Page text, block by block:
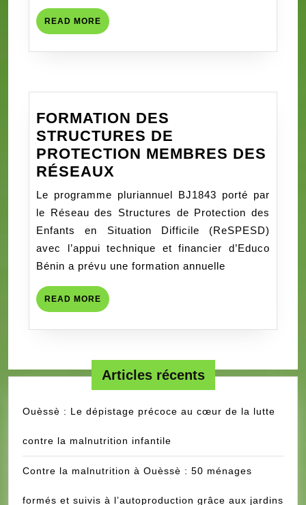
READ MORE READ
MORE
FORMATION DES
STRUCTURES DE
PROTECTION MEMBRES DES
RÉSEAUX
DES
STRUCTURES
DE
PROTECTION
MEMBRES
Le programme pluriannuel BJ1843 porté par
le Réseau des Structures de Protection des
Enfants en Situation Difficile (ReSPESD)
avec l’appui technique et financier d’Educo
Bénin a prévu une formation annuelle
READ MORE READ
MORE
Articles récents
Ouèssè : Le dépistage précoce au cœur de la lutte
contre la malnutrition infantile
Contre la malnutrition à Ouèssè : 50 ménages
formés et suivis à l’autoproduction grâce aux jardins